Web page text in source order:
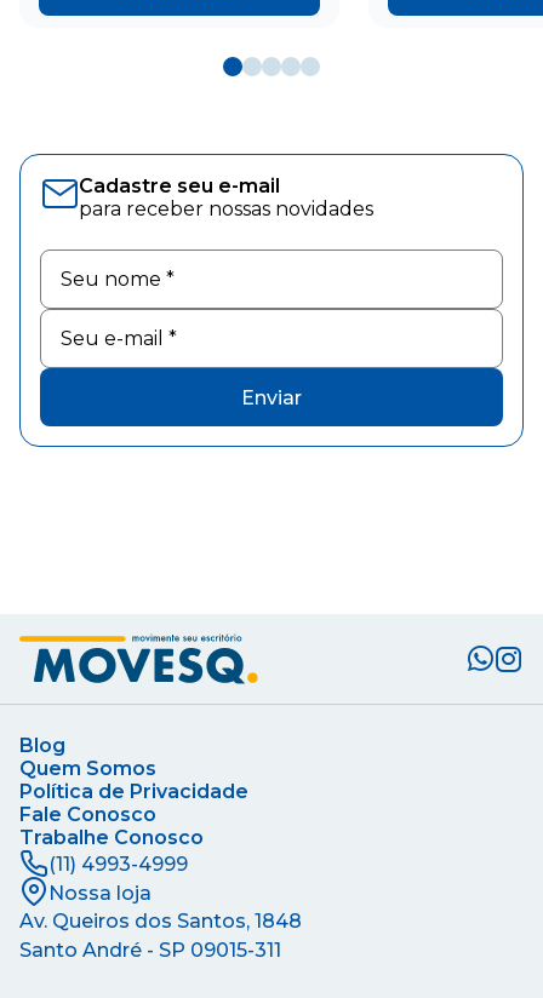
Cadastre seu e-mail
para receber nossas novidades
Enviar
Blog
Quem Somos
Política de Privacidade
Fale Conosco
Trabalhe Conosco
(11) 4993-4999
Nossa loja
Av. Queiros dos Santos, 1848
Santo André - SP 09015-311